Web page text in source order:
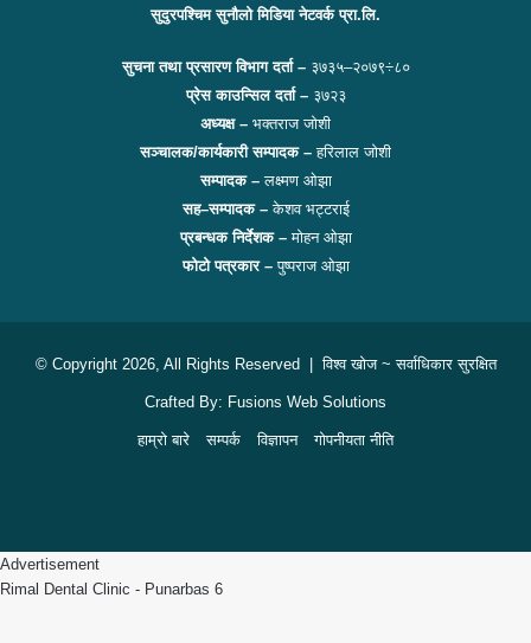
सुदुरपश्चिम सुनौलो मिडिया नेटवर्क प्रा.लि.
सुचना तथा प्रसारण विभाग दर्ता – ३७३५–२०७९÷८०
प्रेस काउन्सिल दर्ता – ३७२३
अध्यक्ष – भक्तराज जोशी
सञ्चालक/कार्यकारी सम्पादक – हरिलाल जोशी
सम्पादक –लक्ष्मण ओझा
सह–सम्पादक –केशव भट्टराई
प्रबन्धक निर्देशक –मोहन ओझा
फोटो पत्रकार –पुष्पराज ओझा
© Copyright 2026, All Rights Reserved |विश्व खोज~ सर्वाधिकार सुरक्षित
Crafted By: Fusions Web Solutions
हाम्रो बारे सम्पर्क विज्ञापन गोपनीयता नीति
Advertisement
Rimal Dental Clinic - Punarbas 6